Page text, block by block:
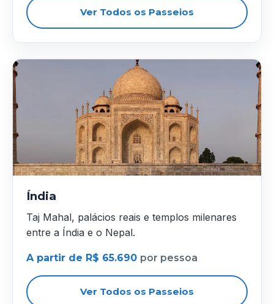
Ver Todos os Passeios
Índia
Taj Mahal, palácios reais e templos milenares
entre a Índia e o Nepal.
A partir de R$ 65.690 por pessoa
Ver Todos os Passeios